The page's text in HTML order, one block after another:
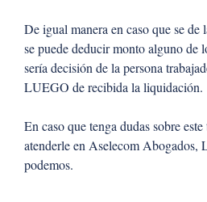
De igual manera en caso que se
se puede deducir monto alguno de
sería decisión de la persona
LUEGO de recibida la liquidación.
En caso que tenga dudas sobre
atenderle en Aselecom
podemos.